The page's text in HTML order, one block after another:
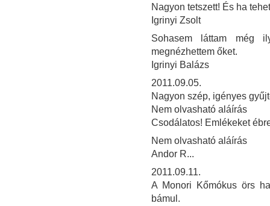
Nagyon tetszett! És ha
Igrinyi Zsolt
Sohasem láttam még
megnézhettem őket.
Igrinyi Balázs
2011.09.05.
Nagyon szép, igényes
Nem olvasható aláírás
Csodálatos! Emlékeket
Nem olvasható aláírás
Andor R...
2011.09.11.
A Monori Kőmókus örs
bámul.